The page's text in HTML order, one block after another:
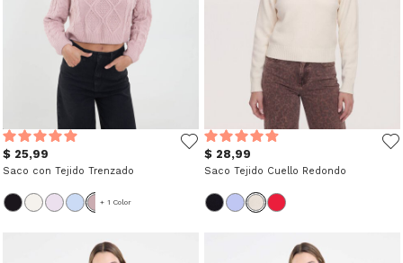
$ 25,99
Saco con Tejido Trenzado
+ 1 Color
$ 28,99
Saco Tejido Cuello Redondo